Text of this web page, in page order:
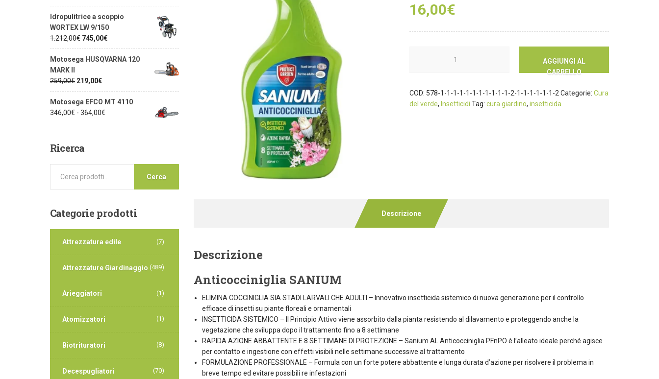
16,00€
AGGIUNGI AL
CARRELLO
COD: 578-1-1-1-1-1-1-1-1-1-1-1-2-1-1-1-1-1-1-2 Categorie:Cura
del verde, Insetticidi Tag:cura giardino,insetticida
Descrizione
Descrizione
Anticocciniglia SANIUM
ELIMINA COCCINIGLIA SIA STADI LARVALI CHE ADULTI – Innovativo insetticida sistemico di nuova generazione per il controllo
efficace di insetti su piante floreali e ornamentali
INSETTICIDA SISTEMICO – Il Principio Attivo viene assorbito dalla pianta resistendo al dilavamento e proteggendo anche la
vegetazione che sviluppa dopo il trattamento fino a 8 settimane
RAPIDA AZIONE ABBATTENTE E 8 SETTIMANE DI PROTEZIONE – Sanium AL Anticocciniglia PFnPO è l’alleato ideale perché agisce
per contatto e ingestione con effetti visibili nelle settimane successive al trattamento
FORMULAZIONE PROFESSIONALE – Formula con un forte potere abbattente e lunga durata d’azione per risolvere il problema in
breve tempo ed evitare possibili re infestazioni
Idropulitrice a scoppio
WORTEX LW 9/150
1.212,00€ 745,00€
Motosega HUSQVARNA 120
MARK II
259,00€ 219,00€
Motosega EFCO MT 4110
346,00€ - 364,00€
Ricerca
Cerca
Categorieprodotti
Attrezzatura edile (7)
Attrezzature Giardinaggio (489)
Arieggiatori (1)
Atomizzatori (1)
Biotrituratori (8)
Decespugliatori (70)